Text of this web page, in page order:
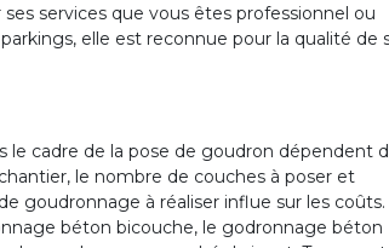
services que vous êtes professionnel ou
elle est reconnue pour la qualité de
le cadre de la pose de goudron dépendent
le nombre de couches à poser et
goudronnage à réaliser influe sur les coûts.
béton bicouche, le godronnage béton